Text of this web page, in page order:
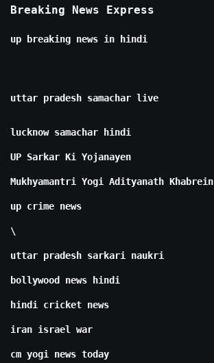
Breaking News Express
up breaking news in hindi
uttar pradesh samachar live
lucknow samachar hindi
UP Sarkar Ki Yojanayen
Mukhyamantri Yogi Adityanath Khabrein
up crime news
\
uttar pradesh sarkari naukri
bollywood news hindi
hindi cricket news
iran israel war
cm yogi news today